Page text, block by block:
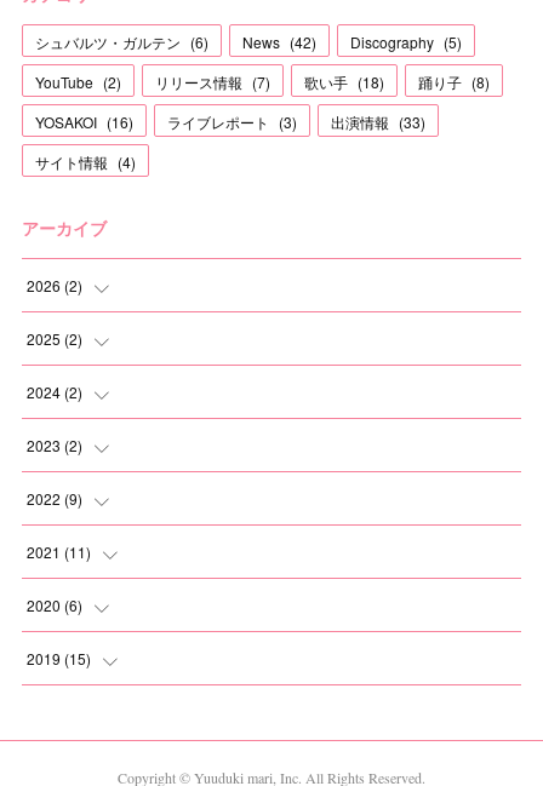
シュバルツ・ガルテン (6) News (42) Discography (5)
YouTube (2) リリース情報 (7) 歌い手 (18) 踊り子 (8)
YOSAKOI (16) ライブレポート (3) 出演情報 (33)
サイト情報 (4)
アーカイブ
2026 (2)
( )
( )
2025 (2)
( )
( )
2024 (2)
( )
( )
2023 (2)
( )
(1
2022 (9)
(1
( )
(2
2021 (11)
( )
(1
2020 (6)
(1
2019 (15)
Copyright © Yuuduki mari, Inc. All Rights Reserved.